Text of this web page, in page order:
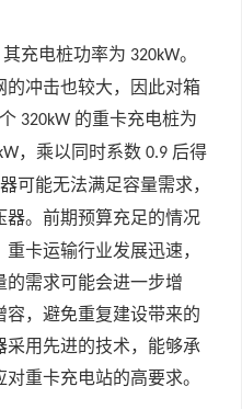
充电桩功率为 320kW。
的冲击也较大，因此对箱
个 320kW 的重卡充电桩为
，乘以同时系数 0.9 后得
可能无法满足容量需求，
器。前期预算充足的情况
卡运输行业发展迅速，
的需求可能会进一步增
，避免重复建设带来的
采用先进的技术，能够承
重卡充电站的高要求。